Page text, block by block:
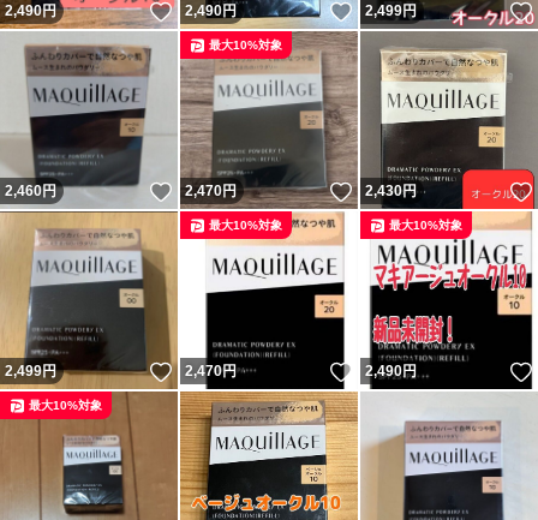
2,490円 いいね！
2,490円 いいね！
2,499円
2,460円 いいね！
2,470円 いいね！
最大10%対象
2,430円
2,499円 いいね！
2,470円 いいね！
最大10%対象
2,490円
最大10%対象
最大10%対象